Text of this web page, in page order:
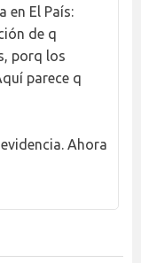
en El País:
de q
porq los
parece q
Ahora